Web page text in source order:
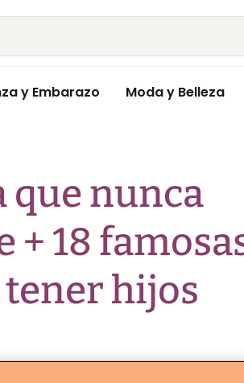
y Embarazo Moda y Belleza
que nunca
+ 18
hijos